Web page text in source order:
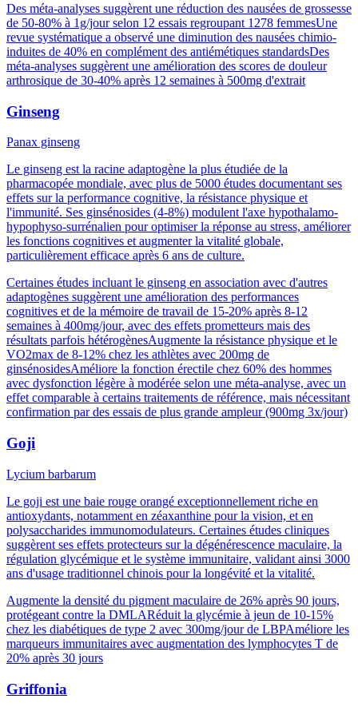
Des méta-analyses suggèrent une réduction des nausées de grossesse
de 50-80% à 1g/jour selon 12 essais regroupant 1278 femmesUne
revue systématique a observé une diminution des nausées chimio-
induites de 40% en complément des antiémétiques standardsDes
méta-analyses suggèrent une amélioration des scores de douleur
arthrosique de 30-40% après 12 semaines à 500mg d'extrait
Ginseng
Panax ginseng
Le ginseng est la racine adaptogène la plus étudiée de la
pharmacopée mondiale, avec plus de 5000 études documentant ses
effets sur la performance cognitive, la résistance physique et
l'immunité. Ses ginsénosides (4-8%) modulent l'axe hypothalamo-
hypophyso-surrénalien pour optimiser la réponse au stress, améliorer
les fonctions cognitives et augmenter la vitalité globale,
particulièrement efficace après 6 ans de culture.
Certaines études incluant le ginseng en association avec d'autres
adaptogènes suggèrent une amélioration des performances
cognitives et de la mémoire de travail de 15-20% après 8-12
semaines à 400mg/jour, avec des effets prometteurs mais des
résultats parfois hétérogènesAugmente la résistance physique et le
VO2max de 8-12% chez les athlètes avec 200mg de
ginsénosidesAméliore la fonction érectile chez 60% des hommes
avec dysfonction légère à modérée selon une méta-analyse, avec un
effet comparable à certains traitements de référence, mais nécessitant
confirmation par des essais de plus grande ampleur (900mg 3x/jour)
Goji
Lycium barbarum
Le goji est une baie rouge orangé exceptionnellement riche en
antioxydants, notamment en zéaxanthine pour la vision, et en
polysaccharides immunomodulateurs. Certaines études cliniques
suggèrent ses effets protecteurs sur la dégénérescence maculaire, la
régulation glycémique et le système immunitaire, validant ainsi 3000
ans d'usage traditionnel chinois pour la longévité et la vitalité.
Augmente la densité du pigment maculaire de 26% après 90 jours,
protégeant contre la DMLARéduit la glycémie à jeun de 10-15%
chez les diabétiques de type 2 avec 300mg/jour de LBPAméliore les
marqueurs immunitaires avec augmentation des lymphocytes T de
20% après 30 jours
Griffonia